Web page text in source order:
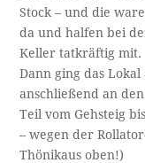
Stock – und die
da und halfen bei
Keller tatkräftig mit.
Dann ging das
anschließend an
Teil vom Gehsteig
– wegen der
Thönikaus oben!)